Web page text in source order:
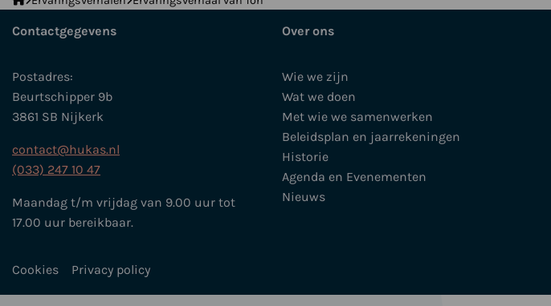
Stichting
Contactgegevens
Postadres:
Beurtschipper 9b
3861 SB Nijkerk
contact@hukas.nl
(033) 247 10 47
Maandag t/m vrijdag van 9.00 uur tot
17.00 uur bereikbaar.
Over ons
Wie we zijn
Wat we doen
Met wie we samenwerken
Beleidsplan en jaarrekeningen
Historie
Agenda en Evenementen
Nieuws
Cookies Privacy policy